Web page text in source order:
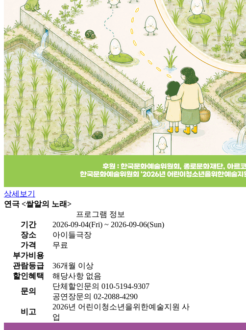
상세보기
연극 <쌀알의 노래>
프로그램 정보
기간
2026-09-04(Fri) ~ 2026-09-06(Sun)
장소
아이들극장
가격
무료
부가비용
관람등급
36개월 이상
할인혜택
해당사항 없음
문의
단체할인문의 010-5194-9307
공연장문의 02-2088-4290
비고
2026년 어린이청소년을위한예술지원 사
업